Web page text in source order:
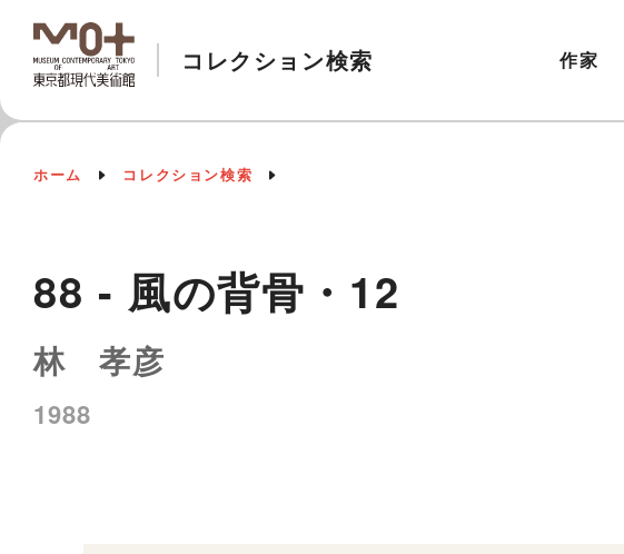
コレクション検索 作家
ホーム コレクション検索
88 - 風の背骨・12
林 孝彦
1988